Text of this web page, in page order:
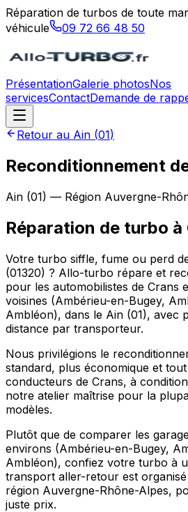
Réparation de turbos de toute
véhicule
09 72 66 48 50
PrésentationGalerie photosNos
servicesContactDemande de
Retour au Ain (01)
Reconditionnement
Ain (01) — Région Auvergne-
Réparation de turbo à
Votre turbo siffle, fume ou perd
(01320) ? Allo-turbo répare et
pour les automobilistes de Crans
voisines (Ambérieu-en-Bugey,
Ambléon), dans le Ain (01), avec
distance par transporteur.
Nous privilégions le
standard, plus économique et
conducteurs de Crans, à
notre atelier maîtrise pour la
modèles.
Plutôt que de comparer les
environs (Ambérieu-en-Bugey,
Ambléon), confiez votre turbo à
transport aller-retour est
région Auvergne-Rhône-Alpes,
juste prix.